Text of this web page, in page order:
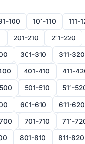
100 101-110 111-
201-210 211-220
301-310 311-320
401-410 411-
501-510 511-
601-610 611-620
701-710 711-
801-810 811-820